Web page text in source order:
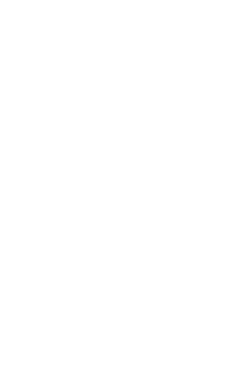
– Papaverrood 428
–
428
klei die je
Zoek niet verder dan